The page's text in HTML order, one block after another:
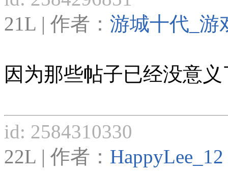
21L | 作者： 游城十代_游
因为那些帖子已经没意义
id: 2584310330
22L | 作者： HappyLee_12